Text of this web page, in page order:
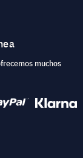
muchos